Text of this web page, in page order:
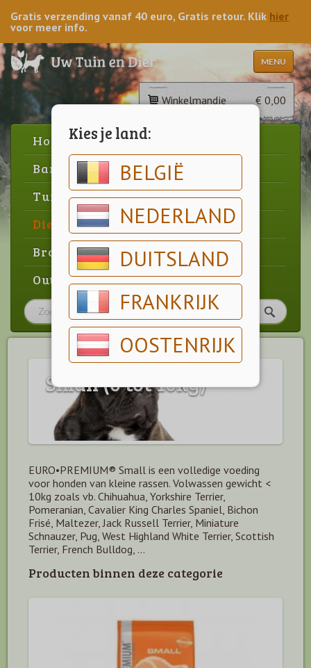
Kies je land:
BELGIË
NEDERLAND
DUITSLAND
FRANKRIJK
OOSTENRIJK
Gratis verzending vanaf 40 euro, Gratis retour. Klik hier
voor meer info.
MENU
Winkelmandje € 0,00
Home
Barbecue
Tuin
Dier
Brood & gebak
Outlet
Small (0 tot 10kg)
EURO•PREMIUM® Small is een volledige voeding
voor honden van kleine rassen. Volwassen gewicht <
10kg zoals vb. Chihuahua, Yorkshire Terrier,
Pomeranian, Cavalier King Charles Spaniel, Bichon
Frisé, Maltezer, Jack Russell Terrier, Miniature
Schnauzer, Pug, West Highland White Terrier, Scottish
Terrier, French Bulldog, …
Producten binnen deze categorie